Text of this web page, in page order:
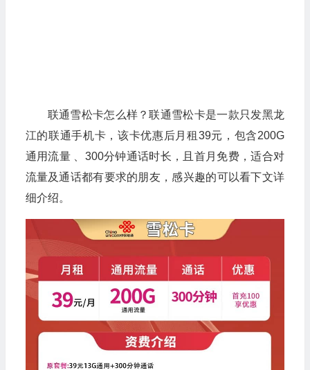
联通雪松卡怎么样？联通雪松卡是一款只发黑龙
江的联通手机卡，该卡优惠后月租39元，包含200G
通用流量 、300分钟通话时长，且首月免费，适合对
流量及通话都有要求的朋友，感兴趣的可以看下文详
细介绍。